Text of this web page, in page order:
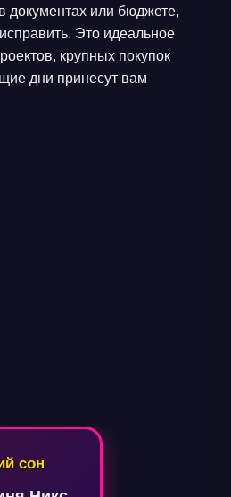
документах или бюджете,
Это идеальное
крупных покупок
дни принесут вам
сон